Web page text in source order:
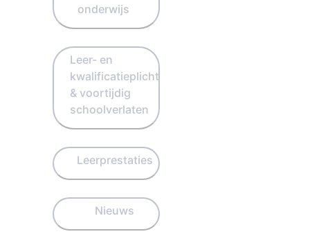
onderwijs
Leer- en
kwalificatieplicht
& voortijdig
schoolverlaten
Leerprestaties
Nieuws